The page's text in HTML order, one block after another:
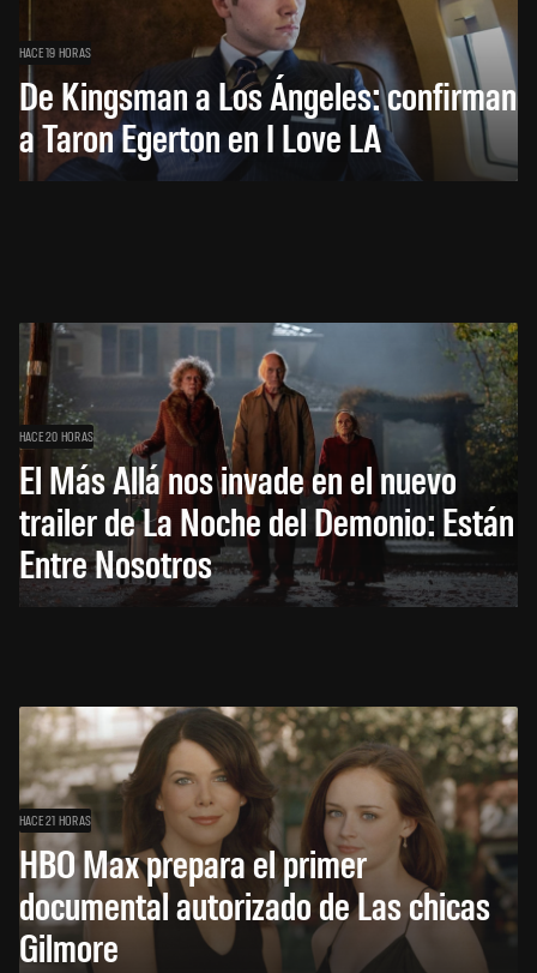
HACE 19 HORAS
De Kingsman a Los Ángeles: confirman
a Taron Egerton en I Love LA
HACE 20 HORAS
El Más Allá nos invade en el nuevo
trailer de La Noche del Demonio: Están
Entre Nosotros
HACE 21 HORAS
HBO Max prepara el primer
documental autorizado de Las chicas
Gilmore